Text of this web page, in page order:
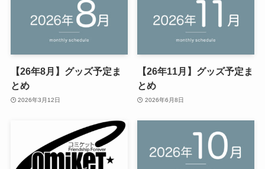
【26年8月】グッズ予定ま
とめ
2026年3月12日
【26年11月】グッズ予定ま
とめ
2026年6月8日